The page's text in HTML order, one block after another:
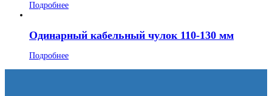
Подробнее
Одинарный кабельный чулок 110-130 мм
Подробнее